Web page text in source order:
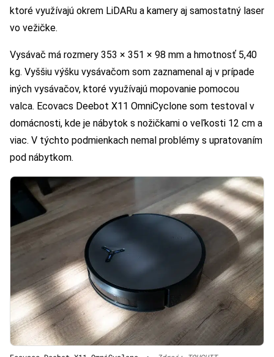
ktoré využívajú okrem LiDARu a kamery aj samostatný laser
vo vežičke.
Vysávač má rozmery 353 × 351 × 98 mm a hmotnosť 5,40
kg. Vyššiu výšku vysávačom som zaznamenal aj v prípade
iných vysávačov, ktoré využívajú mopovanie pomocou
valca. Ecovacs Deebot X11 OmniCyclone som testoval v
domácnosti, kde je nábytok s nožičkami o veľkosti 12 cm a
viac. V týchto podmienkach nemal problémy s upratovaním
pod nábytkom.